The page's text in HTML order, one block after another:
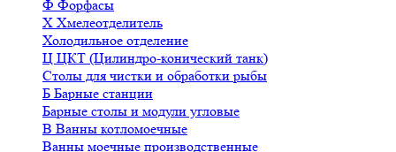
Ф Форфасы
Х Хмелеотделитель
Холодильное отделение
Ц ЦКТ (Цилиндро-конический танк)
Столы для чистки и обработки рыбы
Б Барные станции
Барные столы и модули угловые
В Ванны котломоечные
Ванны моечные производственные